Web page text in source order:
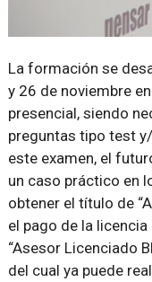
La formación se
y 26 de noviembre
presencial, siendo
preguntas tipo test
este examen, el
un caso práctico en
obtener el título de
el pago de la
“Asesor Licenciado
del cual ya puede